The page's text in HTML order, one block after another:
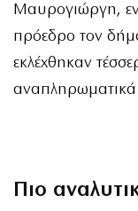
Μαυρογιώργη,
πρόεδρο τον
εκλέχθηκαν
αναπληρωματικά
Πιο